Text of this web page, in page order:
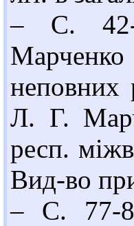
– С.
Л. Г.
респ.
Вид-во
– С. 77-